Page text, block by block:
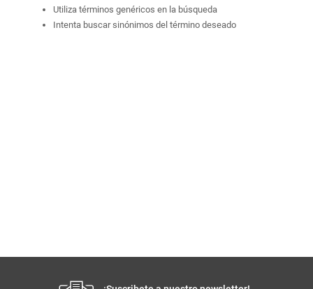
Utiliza términos genéricos en la búsqueda
Intenta buscar sinónimos del término deseado